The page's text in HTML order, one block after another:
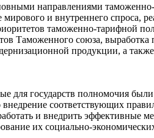
направлениями
и внутреннего спроса,
таможенно-тарифной
Таможенного союза,
продукции, а
государств полномочия
соответствующих
и внедрить эффективные
их социально-